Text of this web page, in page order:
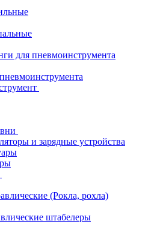
для пневмоинструмента
и зарядные устройства
(Рокла, рохла)
штабелеры